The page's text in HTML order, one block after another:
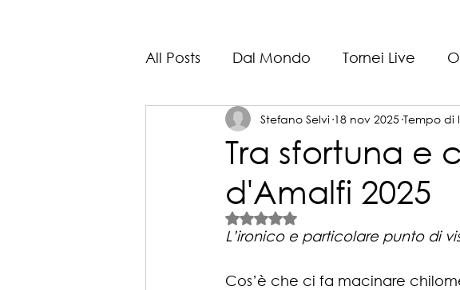
All Posts Dal Mondo Tornei Live
Il mondo secondo Selveuse
Tra sfortuna e
d'Amalfi 2025
Stefano Selvi 18 nov 2025 Tempo di
Valutazione NaN stelle su 5.
L’ironico e particolare punto di
Cos’è che ci fa macinare